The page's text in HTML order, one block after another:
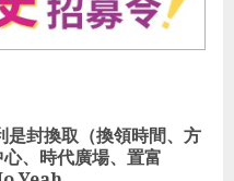
是封換取（換領時間、方
、時代廣場、置富